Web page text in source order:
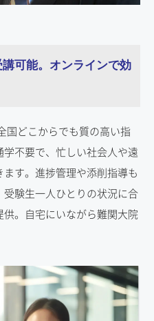
可能。オンラインで効
国どこからでも質の高い指
不要で、忙しい社会人や遠
す。進捗管理や添削指導も
験生一人ひとりの状況に合
。自宅にいながら難関大院